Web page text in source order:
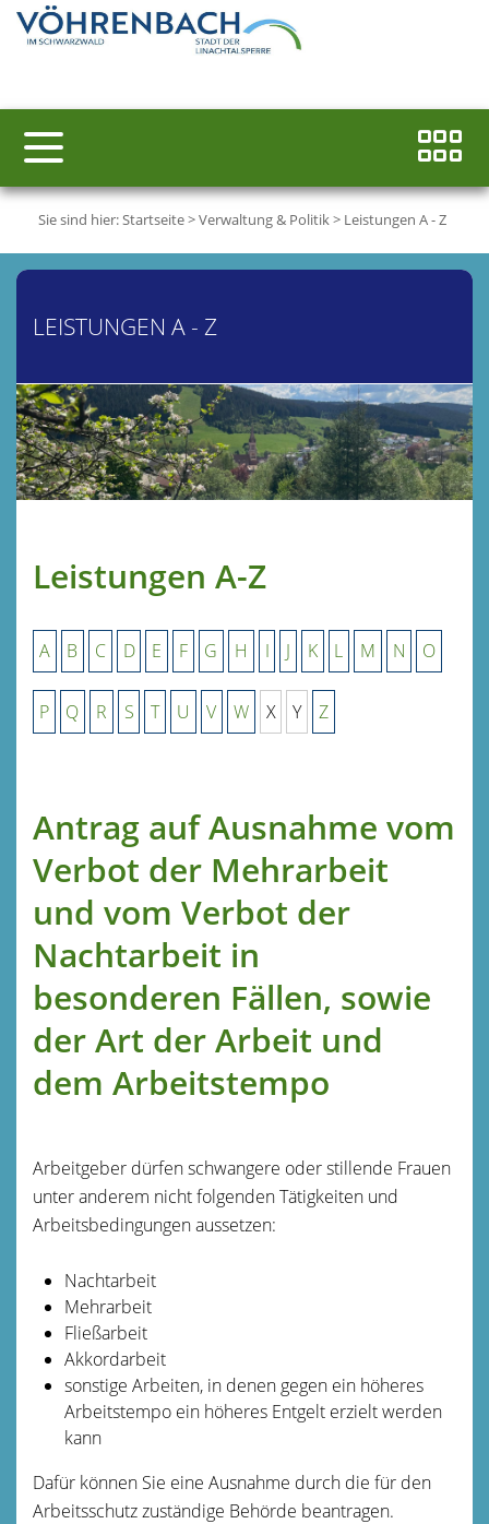
Sie sind hier:Startseite>Verwaltung & Politik> Leistungen A - Z
LEISTUNGEN A - Z
Leistungen A-Z
A B C D E F G H I J K L M N O
P Q R S T U V W X Y Z
Antrag auf Ausnahme vom
Verbot der Mehrarbeit
und vom Verbot der
Nachtarbeit in
besonderen Fällen, sowie
der Art der Arbeit und
dem Arbeitstempo
Arbeitgeber dürfen schwangere oder stillende Frauen
unter anderem nicht folgenden Tätigkeiten und
Arbeitsbedingungen aussetzen:
Nachtarbeit
Mehrarbeit
Fließarbeit
Akkordarbeit
sonstige Arbeiten, in denen gegen ein höheres
Arbeitstempo ein höheres Entgelt erzielt werden
kann
Dafür können Sie eine Ausnahme durch die für den
Arbeitsschutz zuständige Behörde beantragen.